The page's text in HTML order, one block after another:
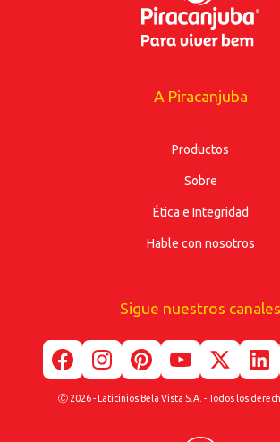
A Piracanjuba
Productos
Sobre
Ética e Integridad
Hable con nosotros
Sigue nuestros canales
Ⓒ 2026 - Laticinios Bela Vista S.A. - Todos los